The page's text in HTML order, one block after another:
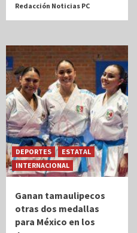
Redacción Noticias PC
DEPORTES
ESTATAL
INTERNACIONAL
Ganan tamaulipecos
otras dos medallas
para México en los